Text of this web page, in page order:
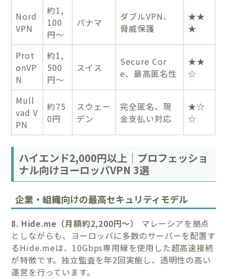
Nord
VPN
約1,
100
円〜
パナマ
ダブルVPN、
脅威保護
★★
★
Prot
onVP
N
約1,
500
円〜
スイス
Secure Cor
e、最高匿名性
★★
☆
Mull
vad V
PN
約75
0円
スウェー
デン
完全匿名、現
金支払い対応
★☆
☆
ハイエンド2,000円以上｜プロフェッショ
ナル向けヨーロッパVPN 3選
企業・組織向けの最高セキュリティモデル
8. Hide.me（月額約2,200円〜）
マレーシアを拠点
としながらも、ヨーロッパに多数のサーバーを配置す
るHide.meは、10Gbps専用線を使用した超高速接続
が特徴です。独立監査を年2回実施し、透明性の高い
運営を行っています。